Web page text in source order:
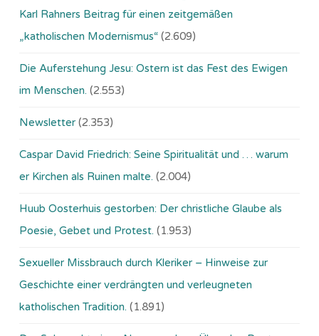
Karl Rahners Beitrag für einen zeitgemäßen
„katholischen Modernismus“ (2.609)
Die Auferstehung Jesu: Ostern ist das Fest des Ewigen
im Menschen. (2.553)
Newsletter (2.353)
Caspar David Friedrich: Seine Spiritualität und … warum
er Kirchen als Ruinen malte. (2.004)
Huub Oosterhuis gestorben: Der christliche Glaube als
Poesie, Gebet und Protest. (1.953)
Sexueller Missbrauch durch Kleriker – Hinweise zur
Geschichte einer verdrängten und verleugneten
katholischen Tradition. (1.891)